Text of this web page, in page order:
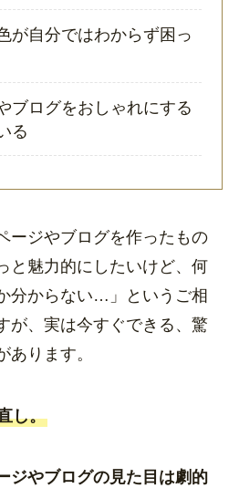
が自分ではわからず困っ
ブログをおしゃれにする
る
ージやブログを作ったもの
と魅力的にしたいけど、何
分からない…」というご相
が、実は今すぐできる、驚
あります。
し。
ジやブログの見た目は劇的